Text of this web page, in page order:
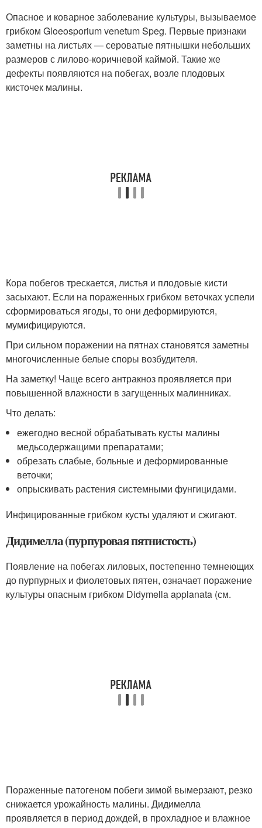
Опасное и коварное заболевание культуры, вызываемое
грибком Gloeosporium venetum Speg. Первые признаки
заметны на листьях — сероватые пятнышки небольших
размеров с лилово-коричневой каймой. Такие же
дефекты появляются на побегах, возле плодовых
кисточек малины.
Кора побегов трескается, листья и плодовые кисти
засыхают. Если на пораженных грибком веточках успели
сформироваться ягоды, то они деформируются,
мумифицируются.
При сильном поражении на пятнах становятся заметны
многочисленные белые споры возбудителя.
На заметку! Чаще всего антракноз проявляется при
повышенной влажности в загущенных малинниках.
Что делать:
ежегодно весной обрабатывать кусты малины
медьсодержащими препаратами;
обрезать слабые, больные и деформированные
веточки;
опрыскивать растения системными фунгицидами.
Инфицированные грибком кусты удаляют и сжигают.
Дидимелла (пурпуровая пятнистость)
Появление на побегах лиловых, постепенно темнеющих
до пурпурных и фиолетовых пятен, означает поражение
культуры опасным грибком Didymella applanata (см.
Пораженные патогеном побеги зимой вымерзают, резко
снижается урожайность малины. Дидимелла
проявляется в период дождей, в прохладное и влажное